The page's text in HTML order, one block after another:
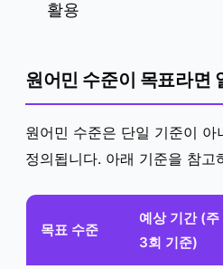
활용
원어민 수준이 목표라면
원어민 수준은 단일 기준이 아
정의됩니다. 아래 기준을 참고
목표 수준
예상 기간 (주
3회 기준)